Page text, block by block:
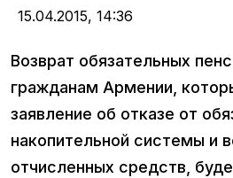
15.04.2015, 14:36
Возврат обязательных
гражданам Армении,
заявление об отказе от
накопительной системы и
отчисленных средств,